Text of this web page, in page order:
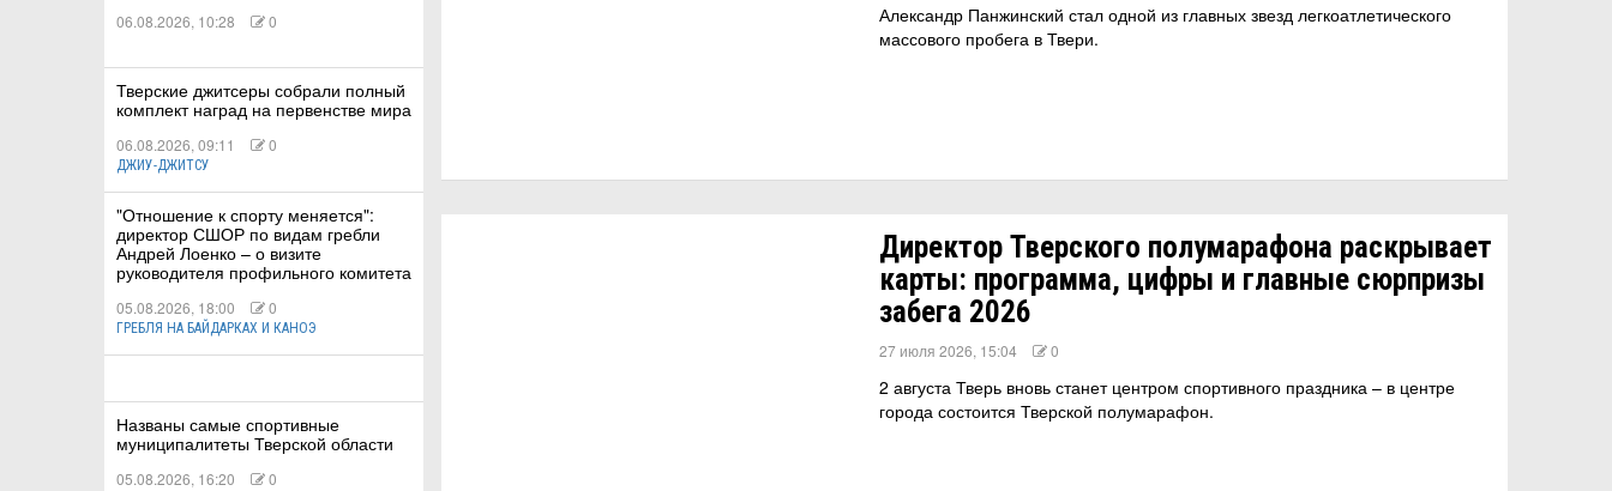
06.08.2026, 10:28 0
Тверские джитсеры собрали полный
комплект наград на первенстве мира
06.08.2026, 09:11 0
ДЖИУ-ДЖИТСУ
"Отношение к спорту меняется":
директор СШОР по видам гребли
Андрей Лоенко – о визите
руководителя профильного комитета
05.08.2026, 18:00 0
ГРЕБЛЯ НА БАЙДАРКАХ И КАНОЭ
Названы самые спортивные
муниципалитеты Тверской области
05.08.2026, 16:20 0
Александр Панжинский стал одной из главных звезд легкоатлетического
массового пробега в Твери.
Директор Тверского полумарафона раскрывает
карты: программа, цифры и главные сюрпризы
забега 2026
27 июля 2026, 15:04 0
2 августа Тверь вновь станет центром спортивного праздника – в центре
города состоится Тверской полумарафон.